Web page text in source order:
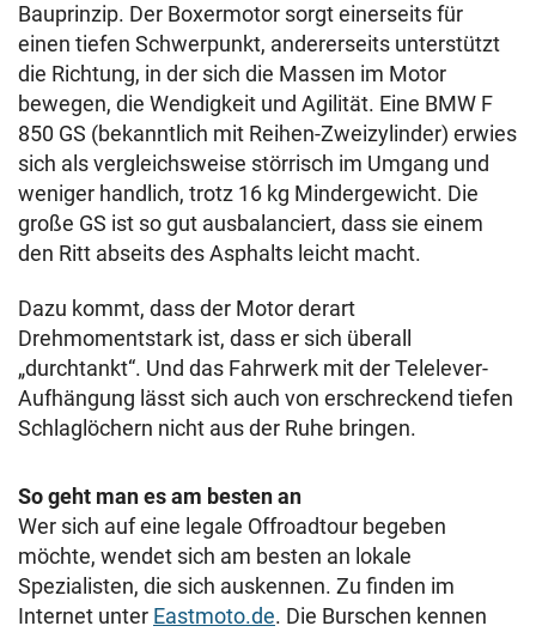
Bauprinzip. Der Boxermotor sorgt einerseits für
einen tiefen Schwerpunkt, andererseits unterstützt
die Richtung, in der sich die Massen im Motor
bewegen, die Wendigkeit und Agilität. Eine BMW F
850 GS (bekanntlich mit Reihen-Zweizylinder) erwies
sich als vergleichsweise störrisch im Umgang und
weniger handlich, trotz 16 kg Mindergewicht. Die
große GS ist so gut ausbalanciert, dass sie einem
den Ritt abseits des Asphalts leicht macht.
Dazu kommt, dass der Motor derart
Drehmomentstark ist, dass er sich überall
„durchtankt“. Und das Fahrwerk mit der Telelever-
Aufhängung lässt sich auch von erschreckend tiefen
Schlaglöchern nicht aus der Ruhe bringen.
So geht man es am besten an
Wer sich auf eine legale Offroadtour begeben
möchte, wendet sich am besten an lokale
Spezialisten, die sich auskennen. Zu finden im
Internet unter Eastmoto.de. Die Burschen kennen